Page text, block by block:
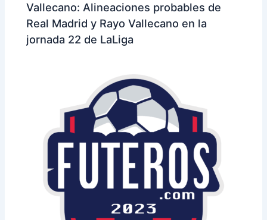
Vallecano: Alineaciones probables de
Real Madrid y Rayo Vallecano en la
jornada 22 de LaLiga